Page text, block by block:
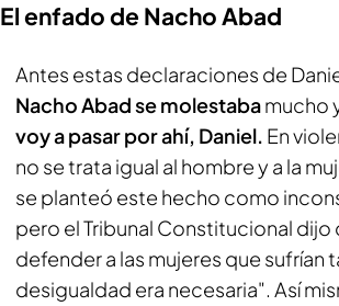
El enfado de Nacho Abad
Antes estas declaraciones de
Nacho Abad se molestabamucho
voy a pasar por ahí, Daniel. En
no se trata igual al hombre y a la
se planteó este hecho como
pero el Tribunal Constitucional dijo
defender a las mujeres que sufrían
desigualdad era necesaria". Así